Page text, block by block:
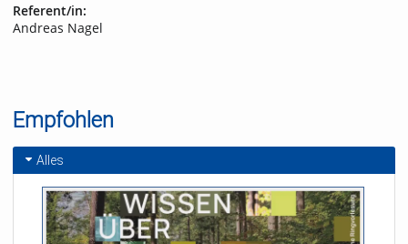
Referent/in:
Andreas Nagel
Empfohlen
Alles